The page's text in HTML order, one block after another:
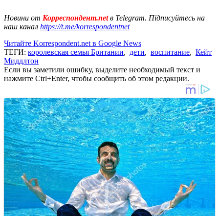
Новини от Корреспондент.netв Telegram. Підписуйтесь на
наш канал https://t.me/korrespondentnet
Читайте Korrespondent.net в Google News
ТЕГИ: королевская семья Британии, дети, воспитание, Кейт
Миддлтон
Если вы заметили ошибку, выделите необходимый текст и
нажмите Ctrl+Enter, чтобы сообщить об этом редакции.